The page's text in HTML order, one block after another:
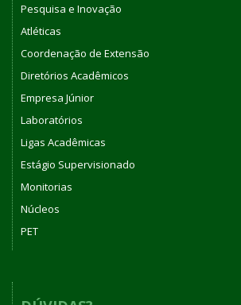
Pesquisa e Inovação
Atléticas
Coordenação de Extensão
Diretórios Acadêmicos
Empresa Júnior
Laboratórios
Ligas Acadêmicas
Estágio Supervisionado
Monitorias
Núcleos
PET